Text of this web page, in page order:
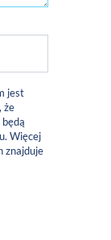
jest
że
Więcej
znajduje